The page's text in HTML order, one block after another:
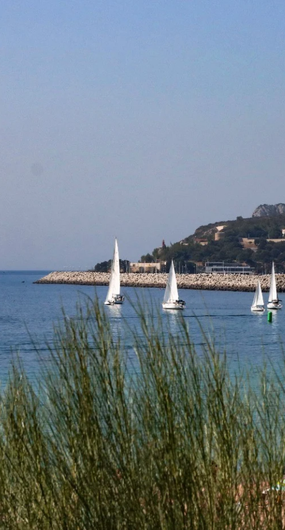
Hondartzak